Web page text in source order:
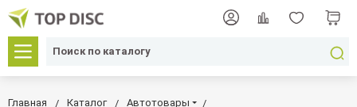
Главная Каталог
Автотовары